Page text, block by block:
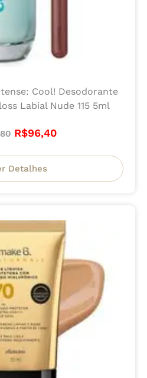
Cool! Desodorante
Labial Nude 115 5ml
R$96,40
Detalhes